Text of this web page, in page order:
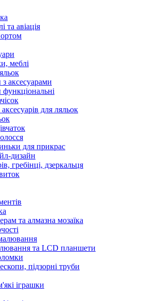
та авіація
меблі
аксесуарами
для ляльок
для прикрас
дизайн
гребінці, дзеркальця
та алмазна мозаїка
та LCD планшети
підзорні труби
іграшки